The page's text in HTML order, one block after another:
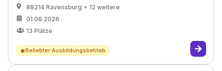
88214 Ravensburg + 12 weitere
01.08.2026
13 Plätze
Beliebter Ausbildungsbetrieb